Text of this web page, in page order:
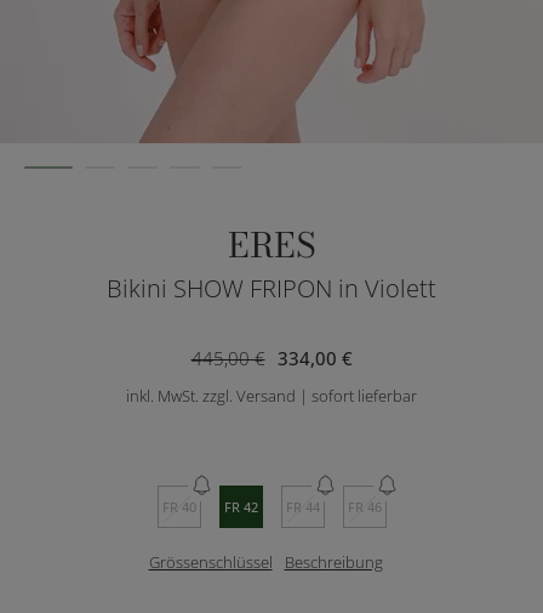
ERES
Bikini SHOW FRIPON in Violett
334,00 €
445,00 €
inkl. MwSt. zzgl. Versand | sofort lieferbar
FR 40 FR 42 FR 44 FR 46
Grössenschlüssel Beschreibung